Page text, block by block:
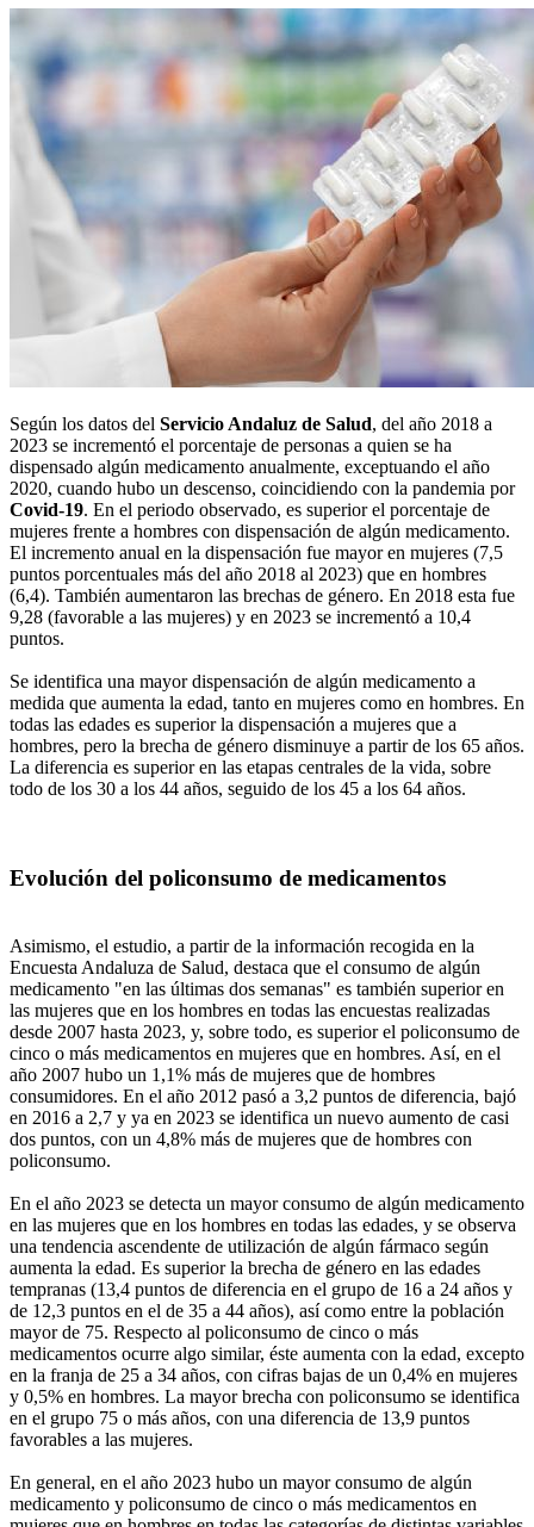
Según los datos del Servicio Andaluz de Salud, del año 2018 a
2023 se incrementó el porcentaje de personas a quien se ha
dispensado algún medicamento anualmente, exceptuando el año
2020, cuando hubo un descenso, coincidiendo con la pandemia por
Covid-19. En el periodo observado, es superior el porcentaje de
mujeres frente a hombres con dispensación de algún medicamento.
El incremento anual en la dispensación fue mayor en mujeres (7,5
puntos porcentuales más del año 2018 al 2023) que en hombres
(6,4). También aumentaron las brechas de género. En 2018 esta fue
9,28 (favorable a las mujeres) y en 2023 se incrementó a 10,4
puntos.
Se identifica una mayor dispensación de algún medicamento a
medida que aumenta la edad, tanto en mujeres como en hombres. En
todas las edades es superior la dispensación a mujeres que a
hombres, pero la brecha de género disminuye a partir de los 65 años.
La diferencia es superior en las etapas centrales de la vida, sobre
todo de los 30 a los 44 años, seguido de los 45 a los 64 años.
Evolución del policonsumo de medicamentos
Asimismo, el estudio, a partir de la información recogida en la
Encuesta Andaluza de Salud, destaca que el consumo de algún
medicamento "en las últimas dos semanas" es también superior en
las mujeres que en los hombres en todas las encuestas realizadas
desde 2007 hasta 2023, y, sobre todo, es superior el policonsumo de
cinco o más medicamentos en mujeres que en hombres. Así, en el
año 2007 hubo un 1,1% más de mujeres que de hombres
consumidores. En el año 2012 pasó a 3,2 puntos de diferencia, bajó
en 2016 a 2,7 y ya en 2023 se identifica un nuevo aumento de casi
dos puntos, con un 4,8% más de mujeres que de hombres con
policonsumo.
En el año 2023 se detecta un mayor consumo de algún medicamento
en las mujeres que en los hombres en todas las edades, y se observa
una tendencia ascendente de utilización de algún fármaco según
aumenta la edad. Es superior la brecha de género en las edades
tempranas (13,4 puntos de diferencia en el grupo de 16 a 24 años y
de 12,3 puntos en el de 35 a 44 años), así como entre la población
mayor de 75. Respecto al policonsumo de cinco o más
medicamentos ocurre algo similar, éste aumenta con la edad, excepto
en la franja de 25 a 34 años, con cifras bajas de un 0,4% en mujeres
y 0,5% en hombres. La mayor brecha con policonsumo se identifica
en el grupo 75 o más años, con una diferencia de 13,9 puntos
favorables a las mujeres.
En general, en el año 2023 hubo un mayor consumo de algún
medicamento y policonsumo de cinco o más medicamentos en